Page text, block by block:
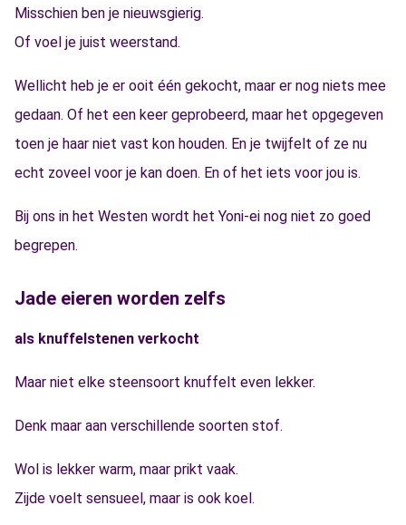
Misschien ben je nieuwsgierig.
Of voel je juist weerstand.
Wellicht heb je er ooit één gekocht, maar er nog niets mee
gedaan. Of het een keer geprobeerd, maar het opgegeven
toen je haar niet vast kon houden. En je twijfelt of ze nu
echt zoveel voor je kan doen. En of het iets voor jou is.
Bij ons in het Westen wordt het Yoni-ei nog niet zo goed
begrepen.
Jade eieren worden zelfs
als knuffelstenen verkocht
Maar niet elke steensoort knuffelt even lekker.
Denk maar aan verschillende soorten stof.
Wol is lekker warm, maar prikt vaak.
Zijde voelt sensueel, maar is ook koel.